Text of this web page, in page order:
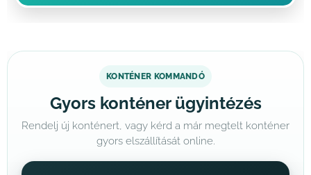
KONTÉNER KOMMANDÓ
Gyors konténer ügyintézés
Rendelj új konténert, vagy kérd a már megtelt konténer
gyors elszállítását online.